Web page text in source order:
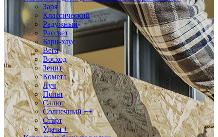
Заря
Классический
Радужный
Рассвет
Барн-хаус
Вега
Восход
Зенит
Комета
Луч
Полет
Салют
Солнечный ++
Старт
Удача +